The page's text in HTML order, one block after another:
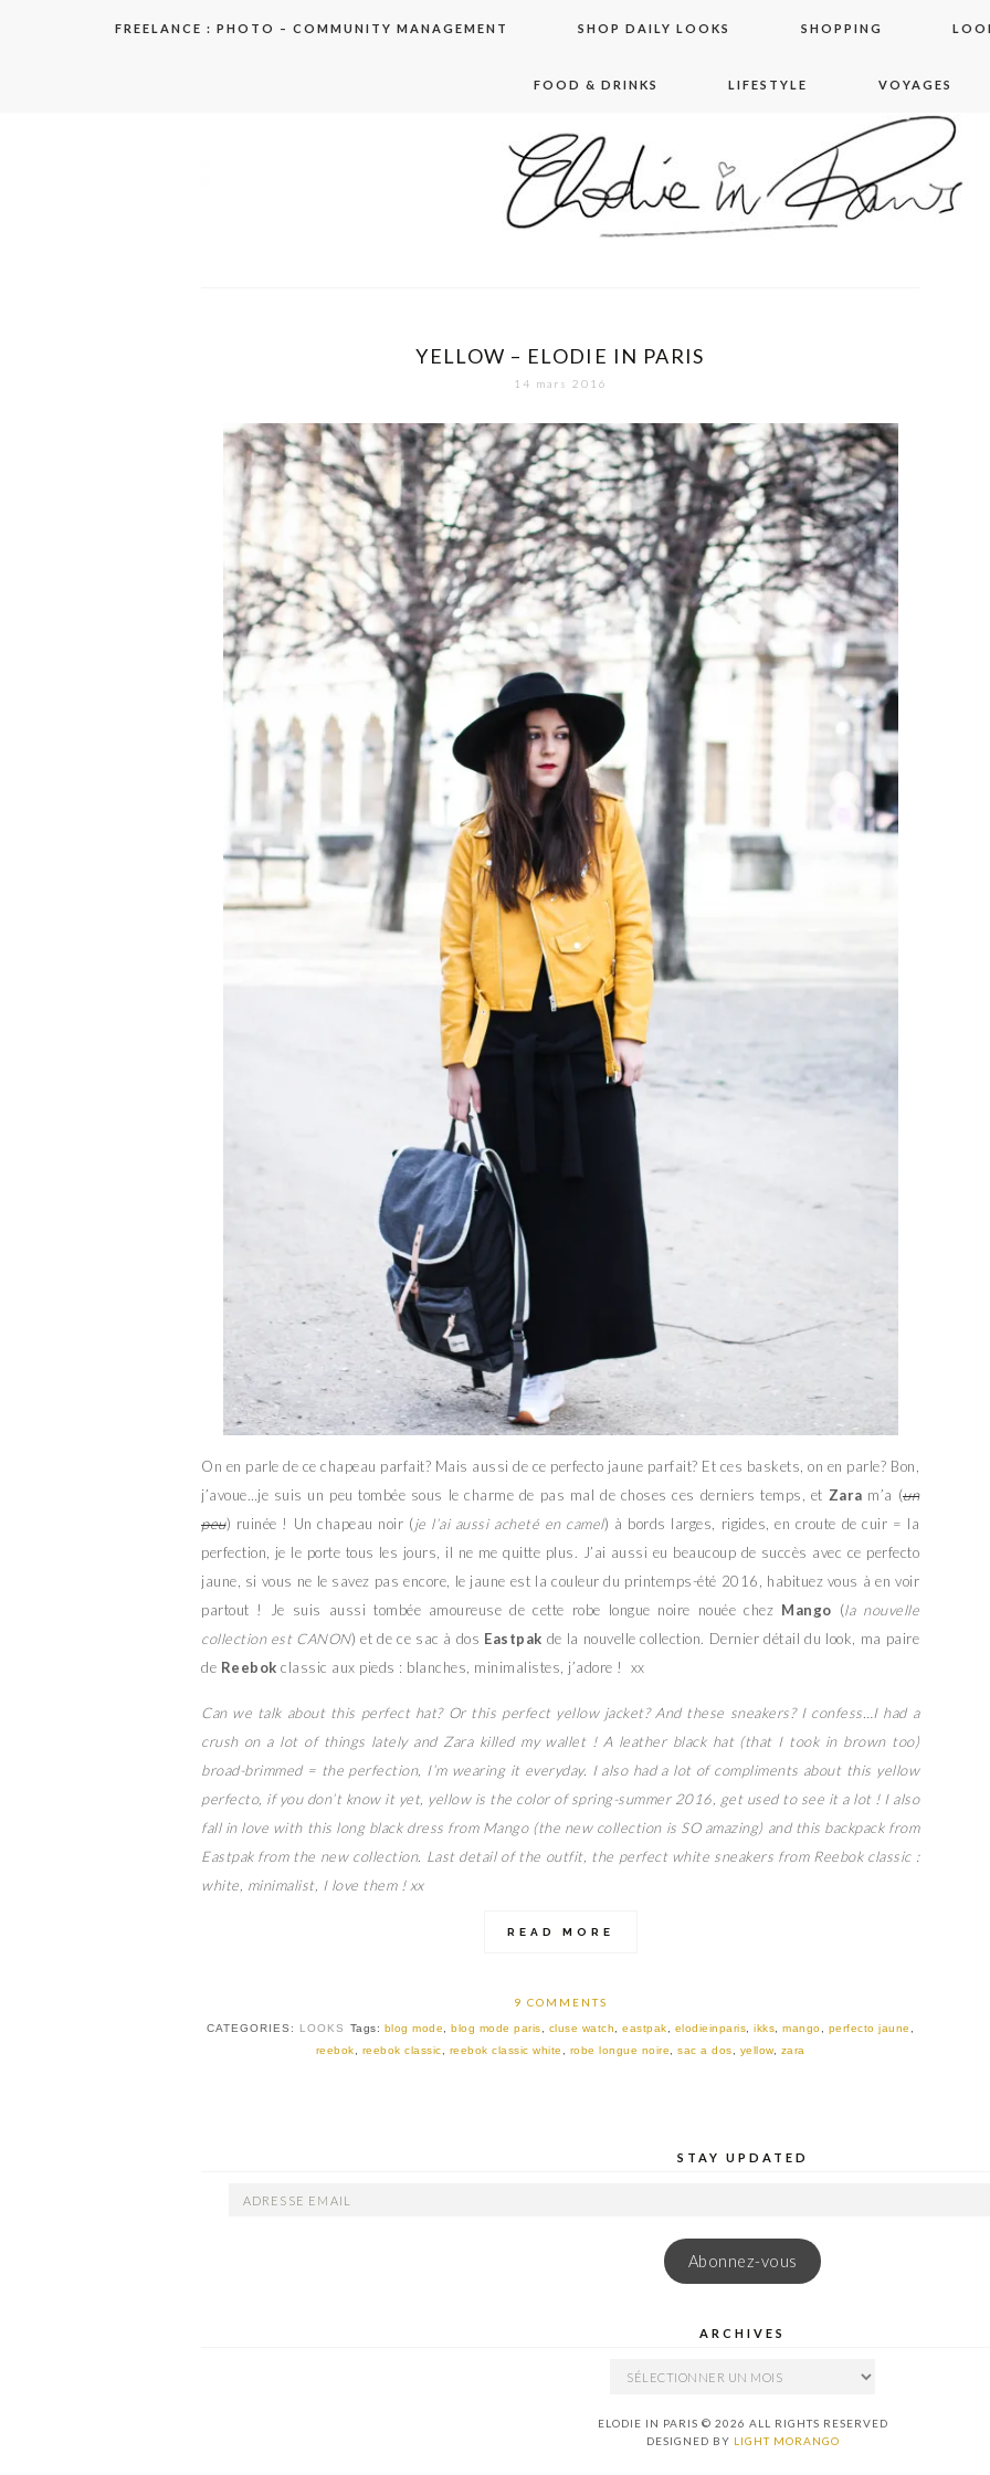
FREELANCE : PHOTO – COMMUNITY MANAGEMENT SHOP DAILY LOOKS SHOPPING
FOOD & DRINKS LIFESTYLE VOYAGES
elodie in paris
YELLOW – ELODIE IN PARIS
14 mars 2016
On en parle de ce chapeau parfait? Mais aussi de ce perfecto jaune parfait? Et ces baskets, on en parle? Bon,
j’avoue…je suis un peu tombée sous le charme de pas mal de choses ces derniers temps, et Zara m’a (un
peu) ruinée ! Un chapeau noir (je l’ai aussi acheté en camel) à bords larges, rigides, en croute de cuir = la
perfection, je le porte tous les jours, il ne me quitte plus. J’ai aussi eu beaucoup de succès avec ce perfecto
jaune, si vous ne le savez pas encore, le jaune est la couleur du printemps-été 2016, habituez vous à en voir
partout ! Je suis aussi tombée amoureuse de cette robe longue noire nouée chez Mango (la nouvelle
collection est CANON) et de ce sac à dos Eastpak de la nouvelle collection. Dernier détail du look, ma paire
de Reebok classic aux pieds : blanches, minimalistes, j’adore ! xx
Can we talk about this perfect hat? Or this perfect yellow jacket? And these sneakers? I confess…I had a
crush on a lot of things lately and Zara killed my wallet ! A leather black hat (that I took in brown too)
broad-brimmed = the perfection, I’m wearing it everyday. I also had a lot of compliments about this yellow
perfecto, if you don’t know it yet, yellow is the color of spring-summer 2016, get used to see it a lot ! I also
fall in love with this long black dress from Mango (the new collection is SO amazing) and this backpack from
Eastpak from the new collection. Last detail of the outfit, the perfect white sneakers from Reebok classic :
white, minimalist, I love them ! xx
READ MORE
9 COMMENTS
CATEGORIES: LOOKS Tags: blog mode ,blog mode paris cluse watch ,eastpak elodieinparis ,ikks ,mango perfecto jaune
reebok
reebok classic reebok classic white robe longue noire sac a dos yellow, zara
STAY UPDATED
ADRESSE
Abonnez-vous
ARCHIVES
ARCHIVES
ELODIE IN PARIS © 2026 ALL RIGHTS RESERVED
DESIGNED BY LIGHT MORANGO